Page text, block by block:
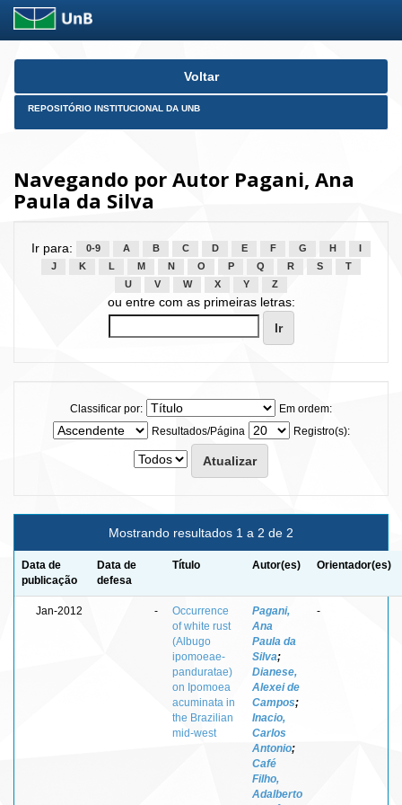
Skip
Voltar
REPOSITÓRIO INSTITUCIONAL DA UNB
Navegando por Autor Pagani, Ana
Paula da Silva
Ir para: 0-9 A B C D E F G H
J
K L M N O P Q R S
T
U
V W X Y Z
ou entre com as primeiras letras:
Classificar por:
Em ordem:
Resultados/Página
Registro(s):
Mostrando resultados 1 a 2 de 2
Data de
publicação
Data de
defesa
Título Autor(es) Orientador(es)
Jan-2012 -
Occurrence
of white rust
(Albugo
ipomoeae-
panduratae)
on Ipomoea
acuminata in
the Brazilian
mid-west
Pagani,
Ana
Paula da
Silva;
Dianese,
Alexei de
Campos;
Inacio,
Carlos
Antonio;
Café
Filho,
Adalberto
-